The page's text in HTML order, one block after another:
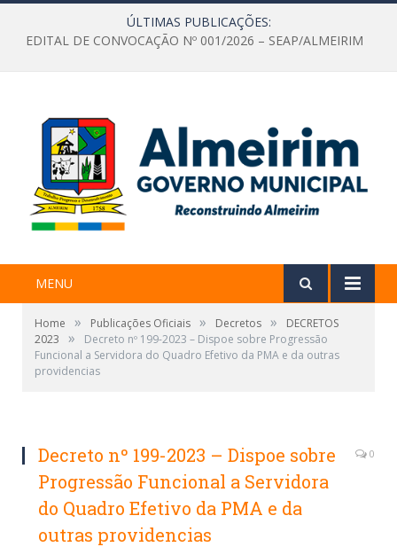
ÚLTIMAS PUBLICAÇÕES:
EDITAL DE CONVOCAÇÃO Nº 001/2026 – SEAP/ALMEIRIM
MENU
Home » Publicações Oficiais » Decretos »
DECRETOS
2023
»
Decreto nº 199-2023 – Dispoe sobre Progressão
Funcional a Servidora do Quadro Efetivo da PMA e da outras
providencias
Decreto nº 199-2023 – Dispoe sobre
Progressão Funcional a Servidora
do Quadro Efetivo da PMA e da
outras providencias
0